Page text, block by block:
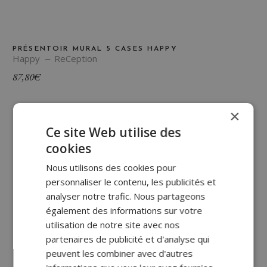
PRÉSENTOIR MURAL 5 CASES HAPPY
Happy ReCeption
87,80€
×
Ce site Web utilise des
cookies
Nous utilisons des cookies pour
personnaliser le contenu, les publicités et
analyser notre trafic. Nous partageons
également des informations sur votre
utilisation de notre site avec nos
partenaires de publicité et d'analyse qui
peuvent les combiner avec d'autres